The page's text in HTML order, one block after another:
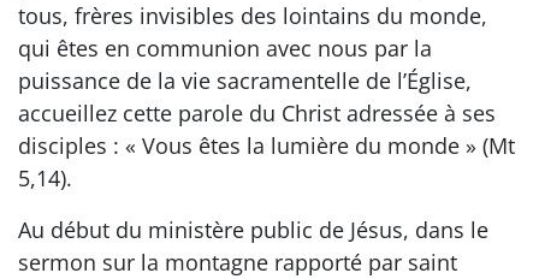
tous, frères invisibles des lointains du monde,
qui êtes en communion avec nous par la
puissance de la vie sacramentelle de l’Église,
accueillez cette parole du Christ adressée à ses
disciples : « Vous êtes la lumière du monde » (Mt
5,14).
Au début du ministère public de Jésus, dans le
sermon sur la montagne rapporté par saint